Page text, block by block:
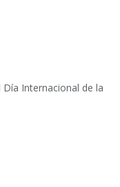
Internacional de la